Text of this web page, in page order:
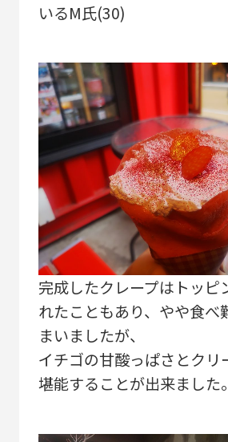
いるM氏(30)
完成したクレープはトッピ
れたこともあり、やや食べ
まいましたが、
イチゴの甘酸っぱさとクリ
堪能することが出来ました。